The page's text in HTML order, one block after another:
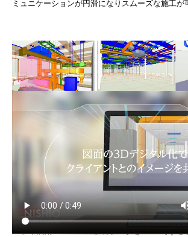
ミュニケーションが円滑になりスムーズな施工が
ニシオ設備工業だから出来る
北陸地区では知名度が低いですが、設備用3DCAD
始当初から使用しており、長い使用実績がありま
にも同じ「Rebro」を使用している図面屋さんの
している為、自社の施工案件はもちろん、図面作
て頂く事も可能です。北陸地区で良く利用されて
fas」や汎用CAD「JWW」のデータをRebro可す